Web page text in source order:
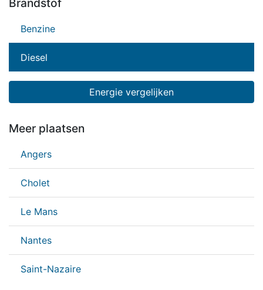
Brandstof
Benzine
Diesel
Energie vergelijken
Meer plaatsen
Angers
Cholet
Le Mans
Nantes
Saint-Nazaire